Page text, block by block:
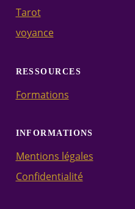
Tarot
voyance
RESSOURCES
Formations
INFORMATIONS
Mentions légales
Confidentialité